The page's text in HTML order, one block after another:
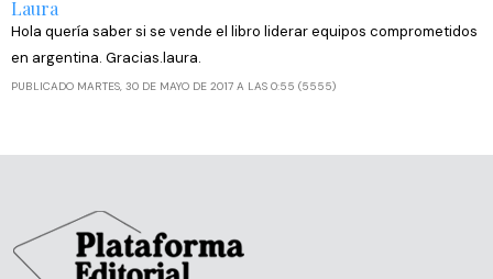
Laura
Hola quería saber si se vende el libro liderar equipos comprometidos
en argentina. Gracias.laura.
PUBLICADO MARTES, 30 DE MAYO DE 2017 A LAS 0:55 (5555)